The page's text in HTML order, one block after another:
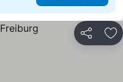
Partilhar